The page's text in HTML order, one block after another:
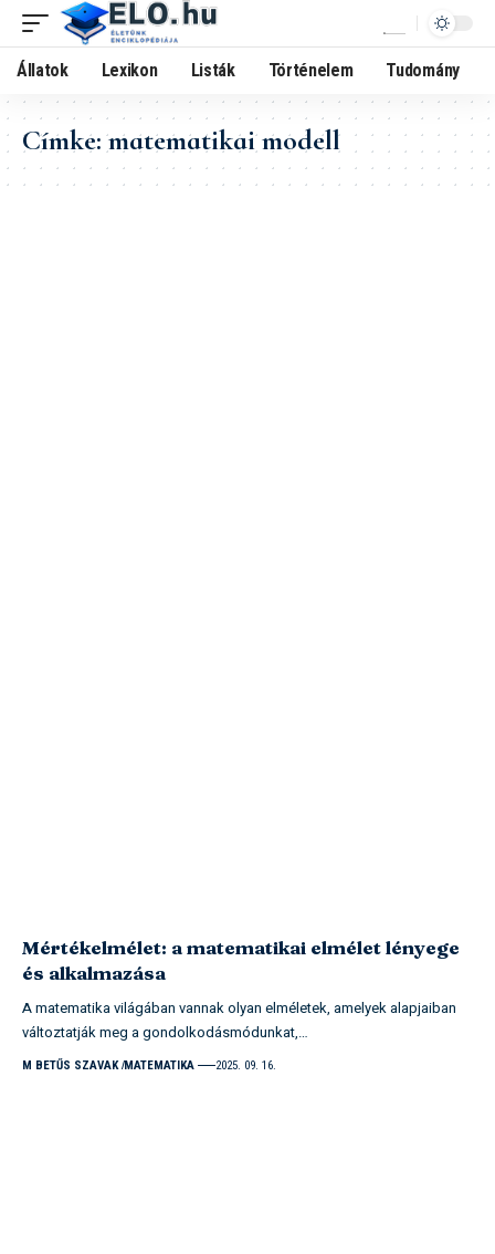
Állatok Lexikon Listák Történelem Tudomány
Címke:matematikai modell
Mértékelmélet: a matematikai elmélet lényege
és alkalmazása
A matematika világában vannak olyan elméletek, amelyek alapjaiban
változtatják meg a gondolkodásmódunkat,…
M BETŰS SZAVAK MATEMATIKA 2025. 09. 16.